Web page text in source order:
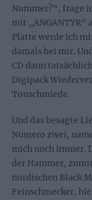
Nummer?“, frage
mit „ANGANTYR“
Platte werde ich
damals bei mir.
CD dann
Digipack
Tonschmiede.
Und das besagte
Numero zwei,
mich noch immer.
der Hammer,
nordischen Black
Feinschmecker,